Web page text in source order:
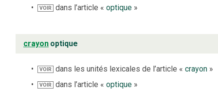
VOIR dans l’article «optique »
crayon optique
VOIR dans les unités lexicales de l’article «crayon »
VOIR dans l’article «optique »